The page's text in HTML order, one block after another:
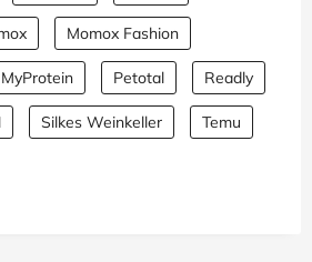
Momox Fashion
MyProtein Petotal Readly
Silkes Weinkeller Temu